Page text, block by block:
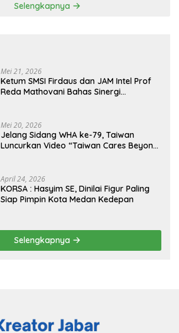
Selengkapnya
Mei 21, 2026
Ketum SMSI Firdaus dan JAM Intel Prof
Reda Mathovani Bahas Sinergi
MBG, Perkuat Pengawasan Program
Pemerintah
Mei 20, 2026
Jelang Sidang WHA ke-79, Taiwan
Luncurkan Video “Taiwan Cares Beyond
April 24, 2026
KORSA : Hasyim SE, Dinilai Figur Paling
Siap Pimpin Kota Medan Kedepan
Selengkapnya